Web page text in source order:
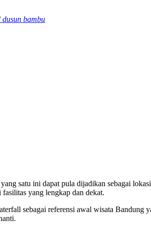
bambu
satu ini dapat pula dijadikan sebagai
yang lengkap dan dekat.
sebagai referensi awal wisata